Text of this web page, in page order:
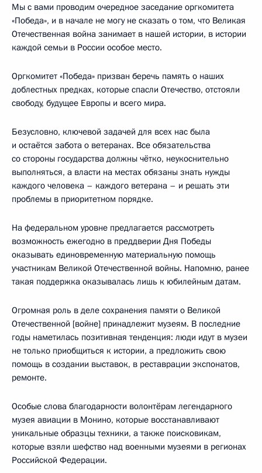
Мы с вами проводим очередное заседание оргкомитета
«Победа», и в начале не могу не сказать о том, что Великая
Отечественная война занимает в нашей истории, в истории
каждой семьи в России особое место.
Оргкомитет «Победа» призван беречь память о наших
доблестных предках, которые спасли Отечество, отстояли
свободу, будущее Европы и всего мира.
Безусловно, ключевой задачей для всех нас была
и остаётся забота о ветеранах. Все обязательства
со стороны государства должны чётко, неукоснительно
выполняться, а власти на местах обязаны знать нужды
каждого человека – каждого ветерана – и решать эти
проблемы в приоритетном порядке.
На федеральном уровне предлагается рассмотреть
возможность ежегодно в преддверии Дня Победы
оказывать единовременную материальную помощь
участникам Великой Отечественной войны. Напомню, ранее
такая поддержка оказывалась лишь к юбилейным датам.
Огромная роль в деле сохранения памяти о Великой
Отечественной [войне] принадлежит музеям. В последние
годы наметилась позитивная тенденция: люди идут в музеи
не только приобщиться к истории, а предложить свою
помощь в создании выставок, в реставрации экспонатов,
ремонте.
Особые слова благодарности волонтёрам легендарного
музея авиации в Монино, которые восстанавливают
уникальные образцы техники, а также поисковикам,
которые взяли шефство над военными музеями в регионах
Российской Федерации.